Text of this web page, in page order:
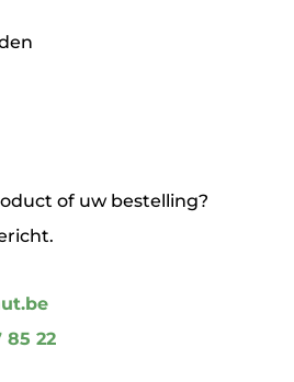
of uw bestelling?
85 22